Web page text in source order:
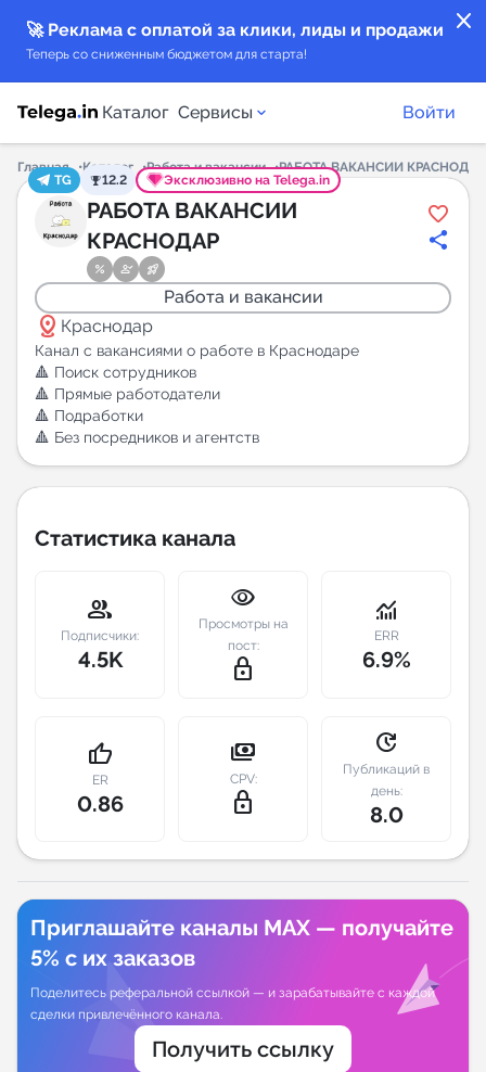
close
🚀 Реклама с оплатой за клики, лиды и продажи
Теперь со сниженным бюджетом для старта!
Каталог Сервисы
Каталог каналов
Каталог ботов
Горящие предложения
Индекс читаемости каналов в Telegram
New
Аналитика MAX каналов
Индивидуальное сопровождение
Аналитика Telegram
Войти
Главная Каталог Работа и вакансии
РАБОТА ВАКАНСИИ КРАСНОДАР
TG
12.2 Эксклюзивно на Telega.in
РАБОТА ВАКАНСИИ
КРАСНОДАР
Работа и вакансии
distance Краснодар
Канал с вакансиями о работе в Краснодаре
🔺 Поиск сотрудников
🔺 Прямые работодатели
🔺 Подработки
🔺 Без посредников и агентств
Статистика канала
group
Подписчики:
4.5K
visibility
Просмотры на
пост:
lock_outline
monitoring
ERR
6.9%
thumb_up
ER
0.86
payments
CPV:
lock_outline
update
Публикаций в
день:
8.0
Приглашайте каналы MAX — получайте
5% с их заказов
Поделитесь реферальной ссылкой — и зарабатывайте с каждой
сделки привлечённого канала.
Получить ссылку